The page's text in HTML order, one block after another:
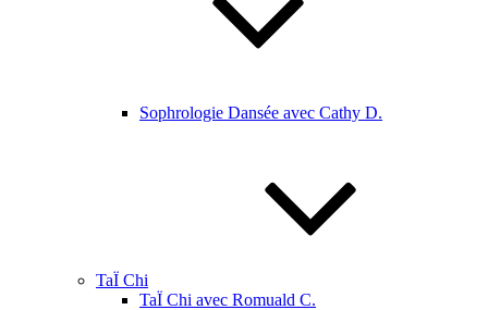
Sophrologie Dansée avec Cathy D.
TaÏ Chi
TaÏ Chi avec Romuald C.